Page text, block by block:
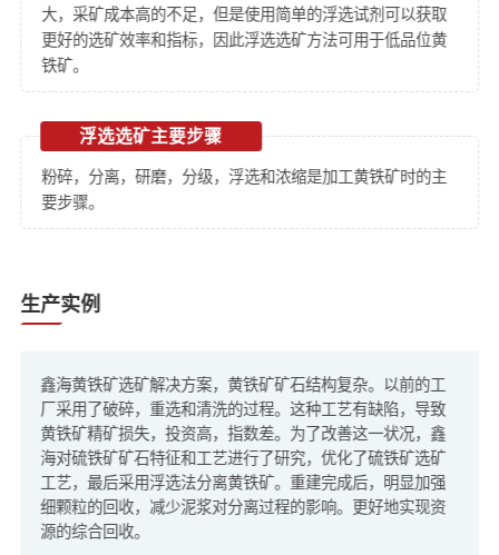
大，采矿成本高的不足，但是使用简单的浮选试剂可以获取
更好的选矿效率和指标，因此浮选选矿方法可用于低品位黄
铁矿。
浮选选矿主要步骤
粉碎，分离，研磨，分级，浮选和浓缩是加工黄铁矿时的主
要步骤。
生产实例
鑫海黄铁矿选矿解决方案，黄铁矿矿石结构复杂。以前的工
厂采用了破碎，重选和清洗的过程。这种工艺有缺陷，导致
黄铁矿精矿损失，投资高，指数差。为了改善这一状况，鑫
海对硫铁矿矿石特征和工艺进行了研究，优化了硫铁矿选矿
工艺，最后采用浮选法分离黄铁矿。重建完成后，明显加强
细颗粒的回收，减少泥浆对分离过程的影响。更好地实现资
源的综合回收。